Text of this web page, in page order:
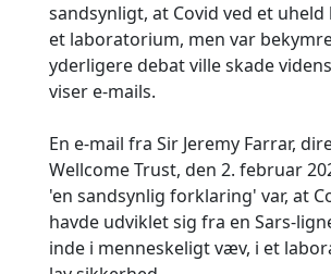
sandsynligt, at Covid ved et
et laboratorium, men var
yderligere debat ville skade
viser e-mails.
En e-mail fra Sir Jeremy Farrar,
Wellcome Trust, den 2. februar
'en sandsynlig forklaring' var, at
havde udviklet sig fra en Sars-
inde i menneskeligt væv, i et